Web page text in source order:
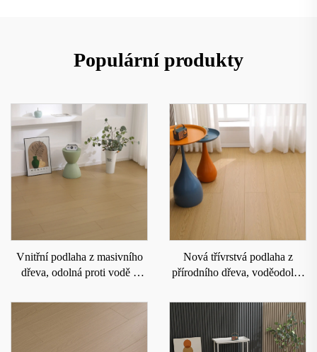
Populární produkty
Vnitřní podlaha z masivního
dřeva, odolná proti vodě a
Nová třívrstvá podlaha z
přírodního dřeva, voděodolná